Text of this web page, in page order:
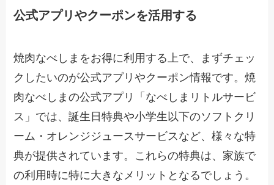
公式アプリやクーポンを活用する
焼肉なべしまをお得に利用する上で、まずチェッ
クしたいのが公式アプリやクーポン情報です。焼
肉なべしまの公式アプリ「なべしまリトルサービ
ス」では、誕生日特典や小学生以下のソフトクリ
ーム・オレンジジュースサービスなど、様々な特
典が提供されています。これらの特典は、家族で
の利用時に特に大きなメリットとなるでしょう。